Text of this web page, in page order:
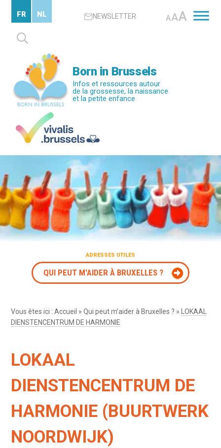
contenu
principal
NEWSLETTER AAA
Rechercher :
FR NL
Born in Brussels
Infos et ressources autour
de la grossesse, la naissance
et la petite enfance
ADRESSES UTILES
QUI PEUT M'AIDER À BRUXELLES ?
Vous êtes ici :Accueil »Qui peut m’aider à Bruxelles ? »
LOKAAL
DIENSTENCENTRUM DE HARMONIE
LOKAAL
DIENSTENCENTRUM DE
HARMONIE (BUURTWERK
NOORDWIJK)